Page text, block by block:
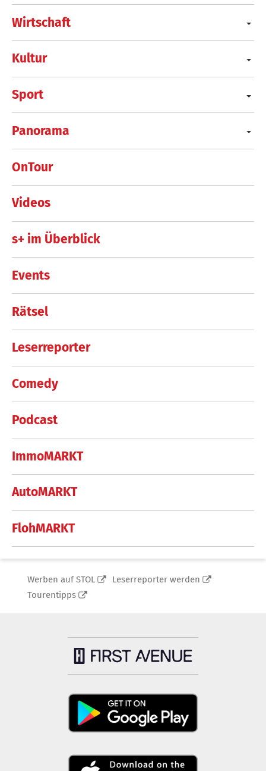
Wirtschaft
Kultur
Sport
Panorama
OnTour
Videos
s+ im Überblick
Events
Rätsel
Leserreporter
Comedy
Podcast
ImmoMARKT
AutoMARKT
FlohMARKT
Werben auf STOL
Leserreporter werden
Tourentipps